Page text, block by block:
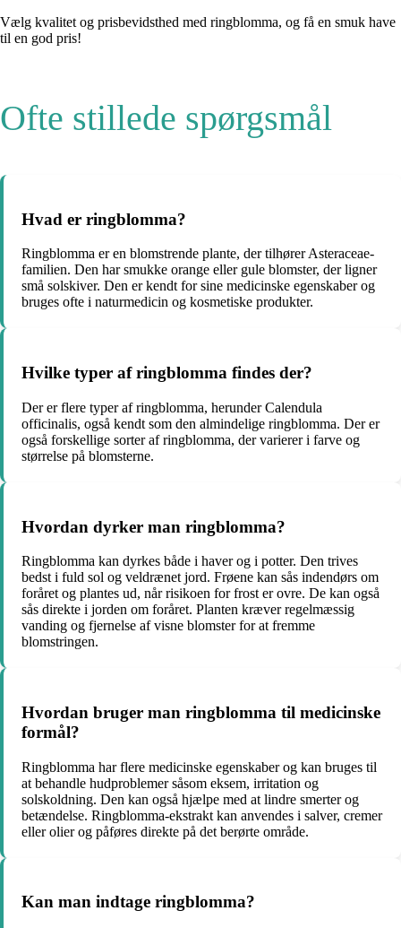
Vælg kvalitet og prisbevidsthed med ringblomma, og få en smuk have
til en god pris!
Ofte stillede spørgsmål
Hvad er ringblomma?
Ringblomma er en blomstrende plante, der tilhører Asteraceae-
familien. Den har smukke orange eller gule blomster, der ligner
små solskiver. Den er kendt for sine medicinske egenskaber og
bruges ofte i naturmedicin og kosmetiske produkter.
Hvilke typer af ringblomma findes der?
Der er flere typer af ringblomma, herunder Calendula
officinalis, også kendt som den almindelige ringblomma. Der er
også forskellige sorter af ringblomma, der varierer i farve og
størrelse på blomsterne.
Hvordan dyrker man ringblomma?
Ringblomma kan dyrkes både i haver og i potter. Den trives
bedst i fuld sol og veldrænet jord. Frøene kan sås indendørs om
foråret og plantes ud, når risikoen for frost er ovre. De kan også
sås direkte i jorden om foråret. Planten kræver regelmæssig
vanding og fjernelse af visne blomster for at fremme
blomstringen.
Hvordan bruger man ringblomma til medicinske
formål?
Ringblomma har flere medicinske egenskaber og kan bruges til
at behandle hudproblemer såsom eksem, irritation og
solskoldning. Den kan også hjælpe med at lindre smerter og
betændelse. Ringblomma-ekstrakt kan anvendes i salver, cremer
eller olier og påføres direkte på det berørte område.
Kan man indtage ringblomma?